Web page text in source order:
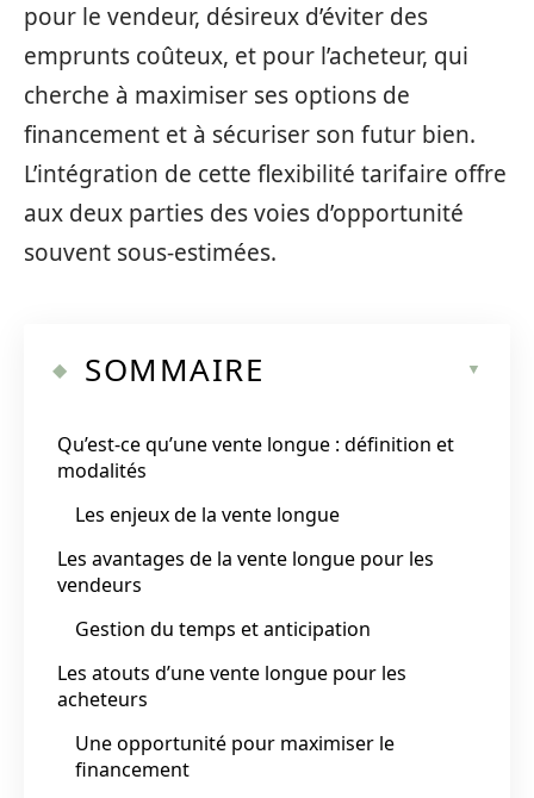
pour le vendeur, désireux d’éviter des
emprunts coûteux, et pour l’acheteur, qui
cherche à maximiser ses options de
financement et à sécuriser son futur bien.
L’intégration de cette flexibilité tarifaire offre
aux deux parties des voies d’opportunité
souvent sous-estimées.
SOMMAIRE
Qu’est-ce qu’une vente longue : définition et
modalités
Les enjeux de la vente longue
Les avantages de la vente longue pour les
vendeurs
Gestion du temps et anticipation
Les atouts d’une vente longue pour les
acheteurs
Une opportunité pour maximiser le
financement